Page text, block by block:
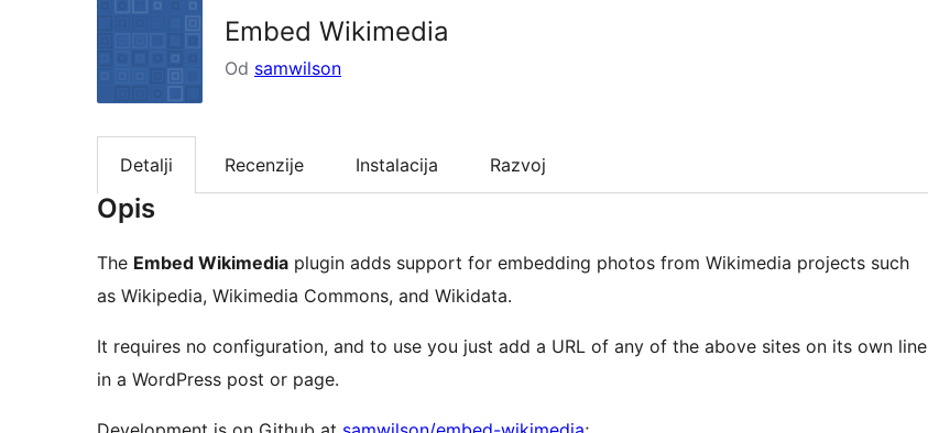
Embed Wikimedia
Od samwilson
Detalji Recenzije Instalacija Razvoj
Opis
The Embed Wikimedia plugin adds support for embedding photos from Wikimedia projects such
as Wikipedia, Wikimedia Commons, and Wikidata.
It requires no configuration, and to use you just add a URL of any of the above sites on its own line
in a WordPress post or page.